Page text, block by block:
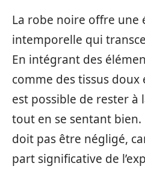
La robe noire offre une
intemporelle qui
En intégrant des
comme des tissus doux
est possible de rester à
tout en se sentant
doit pas être négligé,
part significative de